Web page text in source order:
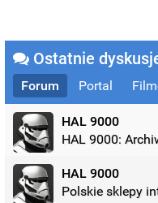
Ostatnie
Forum Portal
HAL 9000
HAL 9000:
HAL 9000
Polskie sklepy